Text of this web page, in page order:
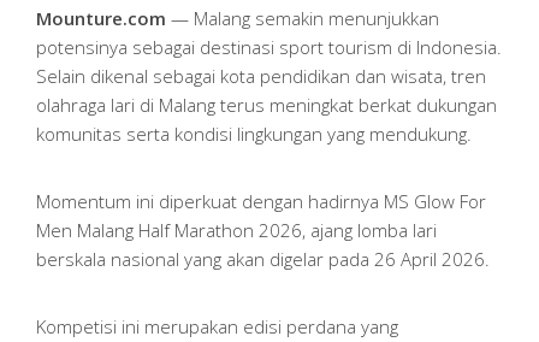
Mounture.com — Malang semakin menunjukkan
potensinya sebagai destinasi sport tourism di Indonesia.
Selain dikenal sebagai kota pendidikan dan wisata, tren
olahraga lari di Malang terus meningkat berkat dukungan
komunitas serta kondisi lingkungan yang mendukung.
Momentum ini diperkuat dengan hadirnya MS Glow For
Men Malang Half Marathon 2026, ajang lomba lari
berskala nasional yang akan digelar pada 26 April 2026.
Kompetisi ini merupakan edisi perdana yang